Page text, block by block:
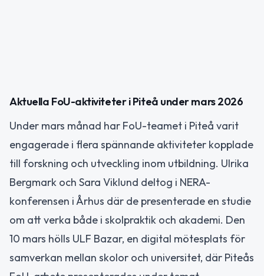
Aktuella FoU-aktiviteter i Piteå under mars 2026
Under mars månad har FoU-teamet i Piteå varit
engagerade i flera spännande aktiviteter kopplade
till forskning och utveckling inom utbildning. Ulrika
Bergmark och Sara Viklund deltog i NERA-
konferensen i Århus där de presenterade en studie
om att verka både i skolpraktik och akademi. Den
10 mars hölls ULF Bazar, en digital mötesplats för
samverkan mellan skolor och universitet, där Piteås